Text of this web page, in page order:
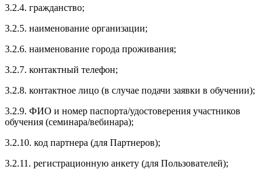
3.2.4. гражданство;
3.2.5. наименование организации;
3.2.6. наименование города проживания;
3.2.7. контактный телефон;
3.2.8. контактное лицо (в случае подачи заявки в обучении);
3.2.9. ФИО и номер паспорта/удостоверения участников
обучения (семинара/вебинара);
3.2.10. код партнера (для Партнеров);
3.2.11. регистрационную анкету (для Пользователей);